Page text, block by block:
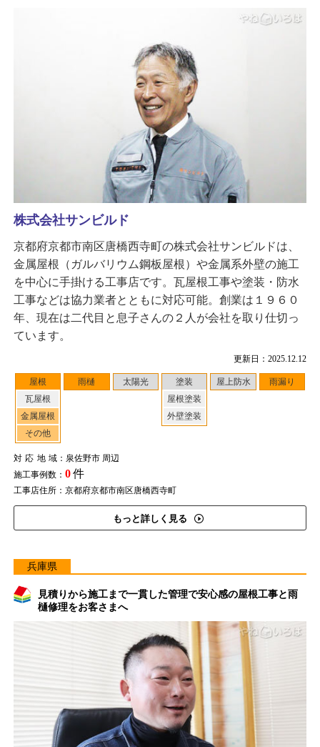
更新日：2025.12.12
屋根
瓦屋根
金属屋根
その他
雨樋 太陽光
塗装
屋根塗装
外壁塗装
屋上防水 雨漏り
対応地域：泉佐野市 周辺
施工事例数： 0件
工事店住所：京都府京都市南区唐橋西寺町
もっと詳しく見る
株式会社サンビルド
京都府京都市南区唐橋西寺町の株式会社サンビルドは、
金属屋根（ガルバリウム鋼板屋根）や金属系外壁の施工
を中心に手掛ける工事店です。瓦屋根工事や塗装・防水
工事などは協力業者とともに対応可能。創業は１９６０
年、現在は二代目と息子さんの２人が会社を取り仕切っ
ています。
兵庫県
見積りから施工まで一貫した管理で安心感の屋根工事と雨
樋修理をお客さまへ